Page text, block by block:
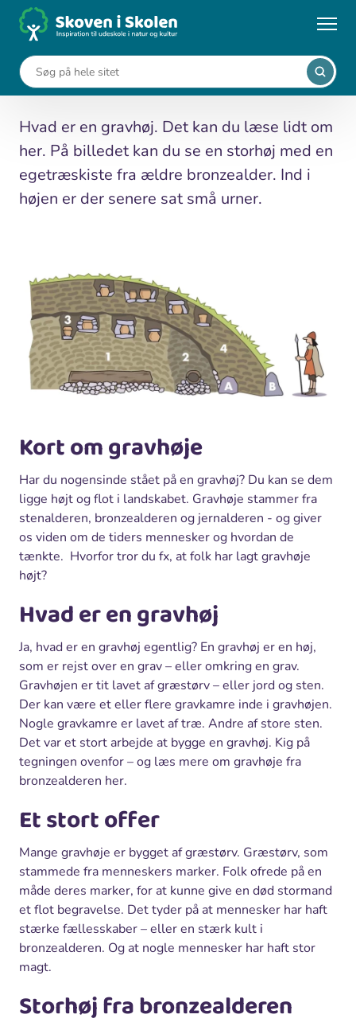
... Leksikon Gravhøj
Gravhøj
Hvad er en gravhøj. Det kan du læse lidt om
her. På billedet kan du se en storhøj med en
egetræskiste fra ældre bronzealder. Ind i
højen er der senere sat små urner.
Kort om gravhøje
Har du nogensinde stået på en gravhøj? Du kan se dem
ligge højt og flot i landskabet. Gravhøje stammer fra
stenalderen, bronzealderen og jernalderen - og giver
os viden om de tiders mennesker og hvordan de
tænkte. Hvorfor tror du fx, at folk har lagt gravhøje
højt?
Hvad er en gravhøj
Ja, hvad er en gravhøj egentlig? En gravhøj er en høj,
som er rejst over en grav – eller omkring en grav.
Gravhøjen er tit lavet af græstørv – eller jord og sten.
Der kan være et eller flere gravkamre inde i gravhøjen.
Nogle gravkamre er lavet af træ. Andre af store sten.
Det var et stort arbejde at bygge en gravhøj. Kig på
tegningen ovenfor – og læs mere om gravhøje fra
bronzealderen her.
Et stort offer
Mange gravhøje er bygget af græstørv. Græstørv, som
stammede fra menneskers marker. Folk ofrede på en
måde deres marker, for at kunne give en død stormand
et flot begravelse. Det tyder på at mennesker har haft
stærke fællesskaber – eller en stærk kult i
bronzealderen. Og at nogle mennesker har haft stor
magt.
Storhøj fra bronzealderen